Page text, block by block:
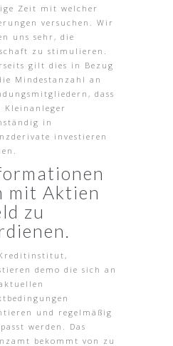
Zeit mit welcher
versuchen. Wir
uns sehr, die
zu stimulieren.
gilt dies in Bezug
Mindestanzahl an
dass
Kleinanleger
in
investieren
mit Aktien
zu
demo die sich an
und regelmäßig
werden. Das
bekommt von zu